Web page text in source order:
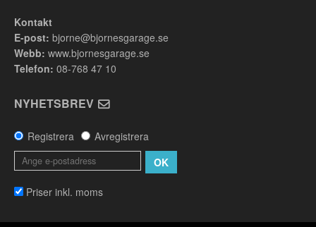
Kontakt
E-post: bjorne@bjornesgarage.se
Webb: www.bjornesgarage.se
Telefon: 08-768 47 10
NYHETSBREV
Registrera
Avregistrera
OK
Priser inkl. moms